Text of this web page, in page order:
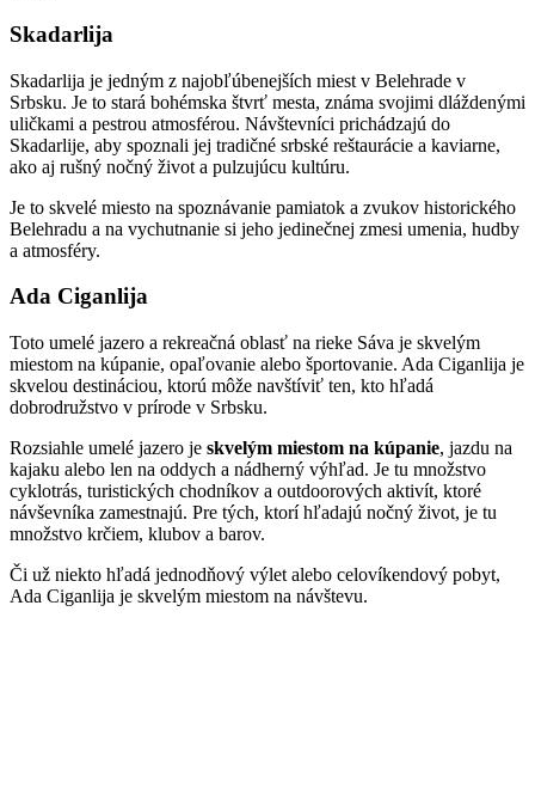
Skadarlija
Skadarlija je jedným z najobľúbenejších miest v Belehrade v
Srbsku. Je to stará bohémska štvrť mesta, známa svojimi dláždenými
uličkami a pestrou atmosférou. Návštevníci prichádzajú do
Skadarlije, aby spoznali jej tradičné srbské reštaurácie a kaviarne,
ako aj rušný nočný život a pulzujúcu kultúru.
Je to skvelé miesto na spoznávanie pamiatok a zvukov historického
Belehradu a na vychutnanie si jeho jedinečnej zmesi umenia, hudby
a atmosféry.
Ada Ciganlija
Toto umelé jazero a rekreačná oblasť na rieke Sáva je skvelým
miestom na kúpanie, opaľovanie alebo športovanie. Ada Ciganlija je
skvelou destináciou, ktorú môže navštíviť ten, kto hľadá
dobrodružstvo v prírode v Srbsku.
Rozsiahle umelé jazero je skvelým miestom na kúpanie, jazdu na
kajaku alebo len na oddych a nádherný výhľad. Je tu množstvo
cyklotrás, turistických chodníkov a outdoorových aktivít, ktoré
návševníka zamestnajú. Pre tých, ktorí hľadajú nočný život, je tu
množstvo krčiem, klubov a barov.
Či už niekto hľadá jednodňový výlet alebo celovíkendový pobyt,
Ada Ciganlija je skvelým miestom na návštevu.